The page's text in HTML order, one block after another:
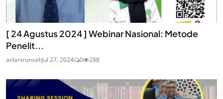
[ 24 Agustus 2024 ] Webinar Nasional: Metode
Penelit...
aslanirunsahJul 27, 2024 0 288